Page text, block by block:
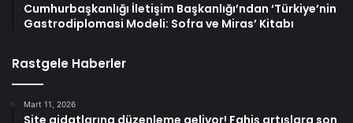
Cumhurbaşkanlığı İletişim Başkanlığı’ndan ‘Türkiye’nin
Gastrodiplomasi Modeli: Sofra ve Miras’ Kitabı
Rastgele Haberler
Mart 11, 2026